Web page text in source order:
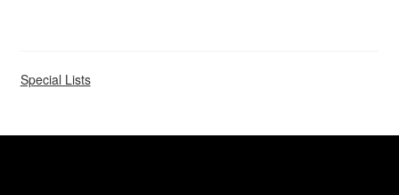
Special Lists